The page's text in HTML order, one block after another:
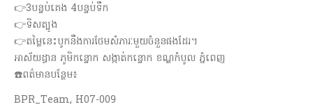
👉3បន្ទប់គេង 4បន្ទប់ទឹក
👉ទិសត្បូង
👉តម្លៃនេះបូកនឹងការថែមសំភារៈមួយចំនួនផងដែរ។
អាស័យដ្ធាន ភូមិកន្ទោក សង្កាត់កន្ទោក ខណ្ឌកំបូល ភ្នំពេញ
☎️ពត៌មានបន្ថែម៖
BPR_Team, H07-009